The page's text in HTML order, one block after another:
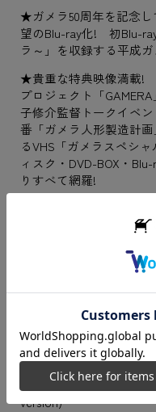
★ガメラ50周年を記念し
望のBlu-ray化! 初Blu-
ラ～」を収録する平成ガ
★貴重な特典映像満載!
プロジェクト「
子修介監督トークイベ
番「ガメラ人形製造計
るVHS「ガメラスペシ
ィスク・DVD-BOX・
りすべて網羅!
ジナルブックレット付!
<本編ディスク>各種予
1. 金子修介監督トーク
2. 「ガメラスペシャル
3. 「ガメラ人形製造計画
4. レーザーディスク（
5. プロモーション映像:
version)